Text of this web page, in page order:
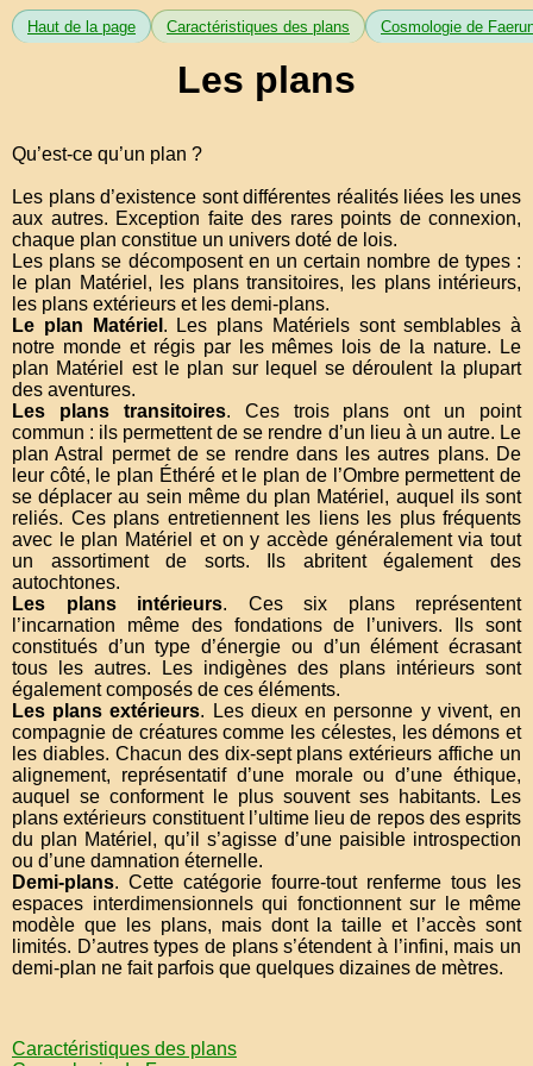
Haut de la page Caractéristiques des plans Cosmologie de
Les plans
Qu’est-ce qu’un plan ?
Les plans d’existence sont différentes réalités liées les unes
aux autres. Exception faite des rares points de connexion,
chaque plan constitue un univers doté de lois.
Les plans se décomposent en un certain nombre de types :
le plan Matériel, les plans transitoires, les plans intérieurs,
les plans extérieurs et les demi-plans.
Le plan Matériel . Les plans Matériels sont semblables à
notre monde et régis par les mêmes lois de la nature. Le
plan Matériel est le plan sur lequel se déroulent la plupart
des aventures.
Les plans transitoires. Ces trois plans ont un point
commun : ils permettent de se rendre d’un lieu à un autre. Le
plan Astral permet de se rendre dans les autres plans. De
leur côté, le plan Éthéré et le plan de l’Ombre permettent de
se déplacer au sein même du plan Matériel, auquel ils sont
reliés. Ces plans entretiennent les liens les plus fréquents
avec le plan Matériel et on y accède généralement via tout
un assortiment de sorts. Ils abritent également des
autochtones.
Les plans intérieurs. Ces six plans représentent
l’incarnation même des fondations de l’univers. Ils sont
constitués d’un type d’énergie ou d’un élément écrasant
tous les autres. Les indigènes des plans intérieurs sont
également composés de ces éléments.
Les plans extérieurs. Les dieux en personne y vivent, en
compagnie de créatures comme les célestes, les démons et
les diables. Chacun des dix-sept plans extérieurs affiche un
alignement, représentatif d’une morale ou d’une éthique,
auquel se conforment le plus souvent ses habitants. Les
plans extérieurs constituent l’ultime lieu de repos des esprits
du plan Matériel, qu’il s’agisse d’une paisible introspection
ou d’une damnation éternelle.
Demi-plans. Cette catégorie fourre-tout renferme tous les
espaces interdimensionnels qui fonctionnent sur le même
modèle que les plans, mais dont la taille et l’accès sont
limités. D’autres types de plans s’étendent à l’infini, mais un
demi-plan ne fait parfois que quelques dizaines de mètres.
Caractéristiques des plans